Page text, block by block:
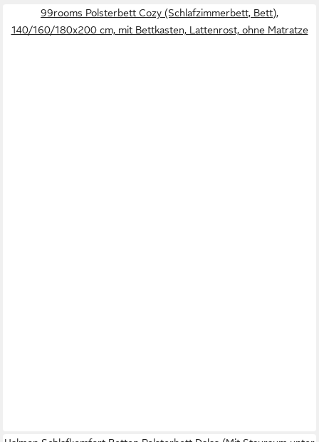
99rooms Polsterbett Cozy (Schlafzimmerbett, Bett),
140/160/180x200 cm, mit Bettkasten, Lattenrost, ohne Matratze